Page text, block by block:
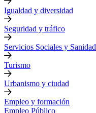
Igualdad y diversidad
Seguridad y tráfico
Servicios Sociales y Sanidad
Turismo
Urbanismo y ciudad
Empleo y formación
Empleo Público